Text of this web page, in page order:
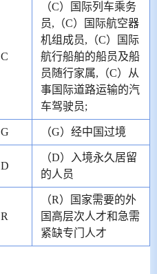
C
（C）国际列车乘务
员,（C）国际航空器
机组成员,（C）国际
航行船舶的船员及船
员随行家属,（C）从
事国际道路运输的汽
车驾驶员;
G （G）经中国过境
D
（D）入境永久居留
的人员
R
（R）国家需要的外
国高层次人才和急需
紧缺专门人才